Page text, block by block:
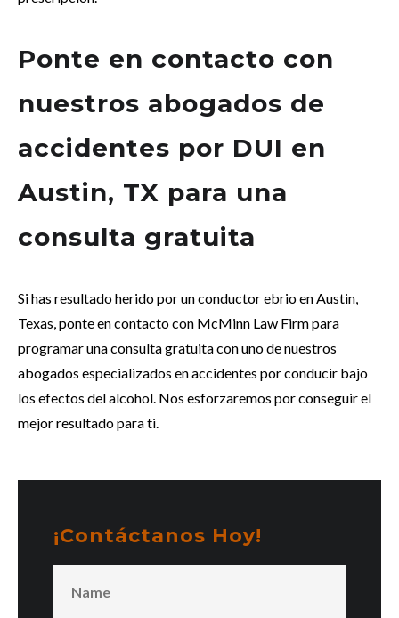
Ponte en contacto con
nuestros abogados de
accidentes por DUI en
Austin, TX para una
consulta gratuita
Si has resultado herido por un conductor ebrio en Austin,
Texas, ponte en contacto con McMinn Law Firm para
programar una consulta gratuita con uno de nuestros
abogados especializados en accidentes por conducir bajo
los efectos del alcohol. Nos esforzaremos por conseguir el
mejor resultado para ti.
¡Contáctanos Hoy!